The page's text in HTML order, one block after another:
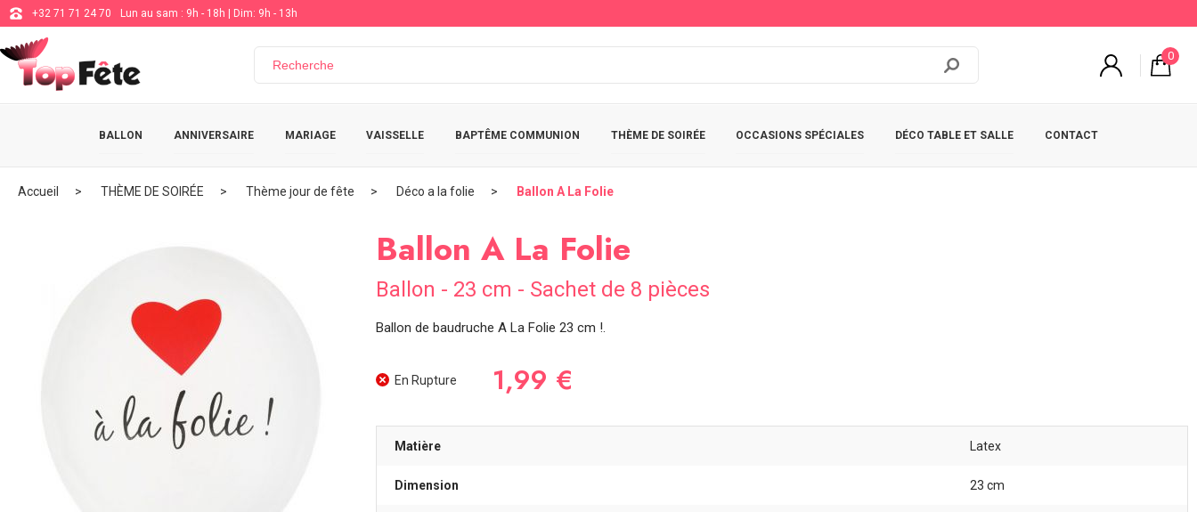
+32 71 71 24 70 Lun au sam : 9h - 18h | Dim: 9h - 13h
0
BALLON ANNIVERSAIRE MARIAGE VAISSELLE BAPTÊME COMMUNION THÈME DE SOIRÉE OCCASIONS SPÉCIALES DÉCO TABLE ET SALLE CONTACT
Accueil THÈME DE SOIRÉE Thème jour de fête Déco a la folie Ballon A La Folie
Ballon A La Folie
Ballon - 23 cm - Sachet de 8 pièces
Ballon de baudruche A La Folie 23 cm !.
En Rupture 1,99 €
Matière Latex
Dimension 23 cm